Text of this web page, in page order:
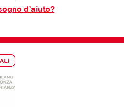
d’aiuto?